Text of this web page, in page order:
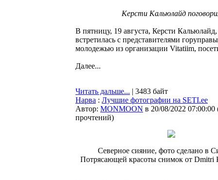
Керсти Кальюлайд
В пятницу, 19 августа, Керсти
встретилась с представителями
молодежью из организации Vitatiim,
Далее...
Читать дальше... | 3483 байт
Нарва : Лучшие фотографии на SETI.ee
Автор: MONMOON в 20/08/2022 07:00:00
прочтений)
Северное сияние, фото сделано в
Потрясающей красоты снимок от Dmitri